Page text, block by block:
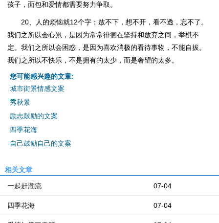
孩子，面包和爱情都需要努力争取。
20、人的烦恼就12个字：放不下，想不开，看不透，忘不了。
我们之所以会心累，是因为常常徘徊在坚持和放弃之间，举棋不
定。我们之所以会困惑，是因为喜欢消极的看待事物，不能自拔。
我们之所以不快乐，不是拥有的太少，而是奢望的太多。
您可能感兴趣的文章:
城市街景情感文案
秀秋景
励志鼓励的文案
四季花海
自己鼓励自己的文案
相关文章
07-04
一起赶潮流
07-04
四季花海